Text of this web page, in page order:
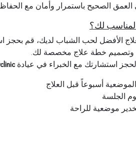
العمق الصحيح باستمرار وأمان مع
الأفضل لحب الشباب لديك، قم بحجز
وتصميم خطة علاج مخصصة لك.
لحجز استشارتك مع الخبراء في عيادة
أسبوعاً قبل العلاج
الجلسة
موضعية للراحة